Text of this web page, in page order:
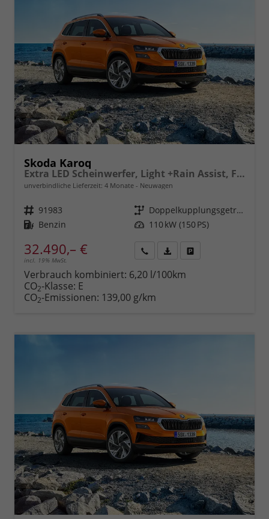
Skoda Karoq
Extra LED Scheinwerfer, Light +Rain Assist, Front + Lane 8" Entertainment, ESP mit ABS, MSR, ASR, EDS, HBA, DSR, RBS, MKB,Climatronic, Parksensoren, Sitzhzg., 17" ALU uvm.
unverbindliche Lieferzeit: 4 Monate Neuwagen
Fahrzeugnr. 91983 Getriebe
Doppelkupplungsgetriebe (DSG)
Kraftstoff Benzin Leistung 110 kW (150 PS)
32.490,– €
incl. 19% MwSt.
anfordern
Datei,
Verbrauch kombiniert: 6,20 l/100km
CO2-Klasse: E
CO2-Emissionen: 139,00 g/km